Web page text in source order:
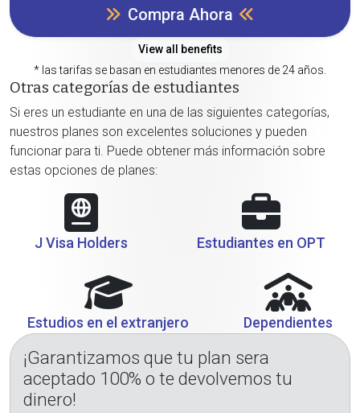
Compra Ahora
View all benefits
* las tarifas se basan en estudiantes menores de 24 años.
Otras categorías de estudiantes
Si eres un estudiante en una de las siguientes categorías,
nuestros planes son excelentes soluciones y pueden
funcionar para ti. Puede obtener más información sobre
estas opciones de planes:
J Visa Holders Estudiantes en OPT
Estudios en el extranjero Dependientes
¡Garantizamos que tu plan sera
aceptado 100% o te devolvemos tu
dinero!